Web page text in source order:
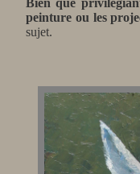
Bien que
peinture ou les
sujet.